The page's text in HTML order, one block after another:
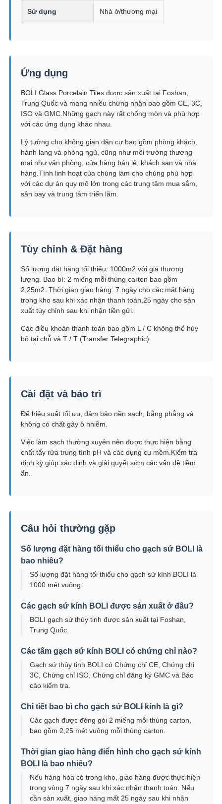
Sử dụng Nhà ở/thương mại
Ứng dụng
BOLI Glass Porcelain Tiles được sản xuất tại Foshan,
Trung Quốc và mang nhiều chứng nhận bao gồm CE, 3C,
ISO và GMC.Những gạch này rất chống mòn và phù hợp
với các ứng dụng khác nhau.
Lý tưởng cho không gian dân cư bao gồm phòng khách,
hành lang và phòng ngủ, cũng như môi trường thương
mại như văn phòng, cửa hàng bán lẻ, khách sạn và nhà
hàng.Tính linh hoạt của chúng làm cho chúng phù hợp
với các dự án quy mô lớn trong các trung tâm mua sắm,
sân bay và trung tâm triển lãm.
Tùy chỉnh & Đặt hàng
Số lượng đặt hàng tối thiểu: 1000m2 với giá thương
lượng. Bao bì: 2 miếng mỗi thùng carton bao gồm
2,25m2. Thời gian giao hàng: 7 ngày cho các mặt hàng
trong kho sau khi xác nhận thanh toán,25 ngày cho sản
xuất tùy chỉnh sau khi nhận tiền gửi.
Các điều khoản thanh toán bao gồm L / C không thể hủy
bỏ tại chỗ và T / T (Transfer Telegraphic).
Cài đặt và bảo trì
Để hiệu suất tối ưu, đảm bảo nền sạch, bằng phẳng và
không có chất gây ô nhiễm.
Việc làm sạch thường xuyên nên được thực hiện bằng
chất tẩy rửa trung tính pH và các dụng cụ mềm.Kiểm tra
định kỳ giúp xác định và giải quyết sớm các vấn đề tiềm
ẩn.
Câu hỏi thường gặp
Số lượng đặt hàng tối thiểu cho gạch sứ BOLI là
bao nhiêu?
Số lượng đặt hàng tối thiểu cho gạch sứ kính BOLI là
1000 mét vuông.
Các gạch sứ kính BOLI được sản xuất ở đâu?
BOLI gạch sứ thủy tinh được sản xuất tại Foshan,
Trung Quốc.
Các tấm gạch sứ kính BOLI có chứng chỉ nào?
Gạch sứ thủy tinh BOLI có Chứng chỉ CE, Chứng chỉ
3C, Chứng chỉ ISO, Chứng chỉ đăng ký GMC và Báo
cáo kiểm tra.
Chi tiết bao bì cho gạch sứ BOLI kính là gì?
Các gạch được đóng gói 2 miếng mỗi thùng carton,
bao gồm 2,25 mét vuông mỗi thùng carton.
Thời gian giao hàng điển hình cho gạch sứ kính
BOLI là bao nhiêu?
Nếu hàng hóa có trong kho, giao hàng được thực hiện
trong vòng 7 ngày sau khi xác nhận thanh toán. Nếu
cần sản xuất, giao hàng mất 25 ngày sau khi nhận